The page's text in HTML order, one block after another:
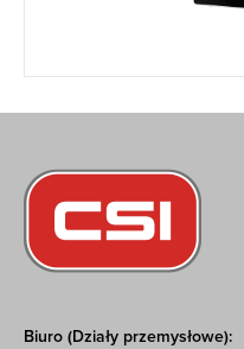
Biuro (Działy przemysłowe):